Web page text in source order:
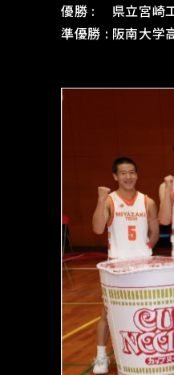
優勝 : 県立宮崎工
準優勝 : 阪南大学